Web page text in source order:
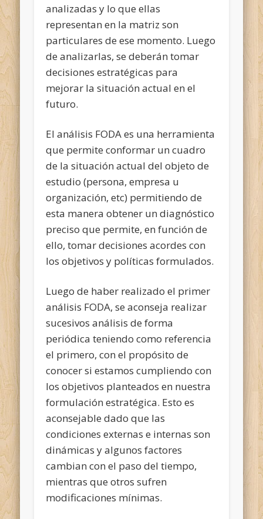
analizadas y lo que ellas
representan en la matriz son
particulares de ese momento. Luego
de analizarlas, se deberán tomar
decisiones estratégicas para
mejorar la situación actual en el
futuro.
El análisis FODA es una herramienta
que permite conformar un cuadro
de la situación actual del objeto de
estudio (persona, empresa u
organización, etc) permitiendo de
esta manera obtener un diagnóstico
preciso que permite, en función de
ello, tomar decisiones acordes con
los objetivos y políticas formulados.
Luego de haber realizado el primer
análisis FODA, se aconseja realizar
sucesivos análisis de forma
periódica teniendo como referencia
el primero, con el propósito de
conocer si estamos cumpliendo con
los objetivos planteados en nuestra
formulación estratégica. Esto es
aconsejable dado que las
condiciones externas e internas son
dinámicas y algunos factores
cambian con el paso del tiempo,
mientras que otros sufren
modificaciones mínimas.